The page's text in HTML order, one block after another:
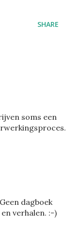
SHARE
soms een
dagboek
verhalen. :-)